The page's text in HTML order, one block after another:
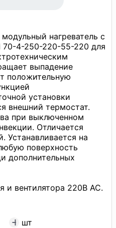
нагреватель с
70-4-250-220-55-220 для
выпадение
положительную
установки
внешний термостат.
при выключенном
Отличается
Устанавливается на
поверхность
дополнительных
и вентилятора 220В AC.
шт